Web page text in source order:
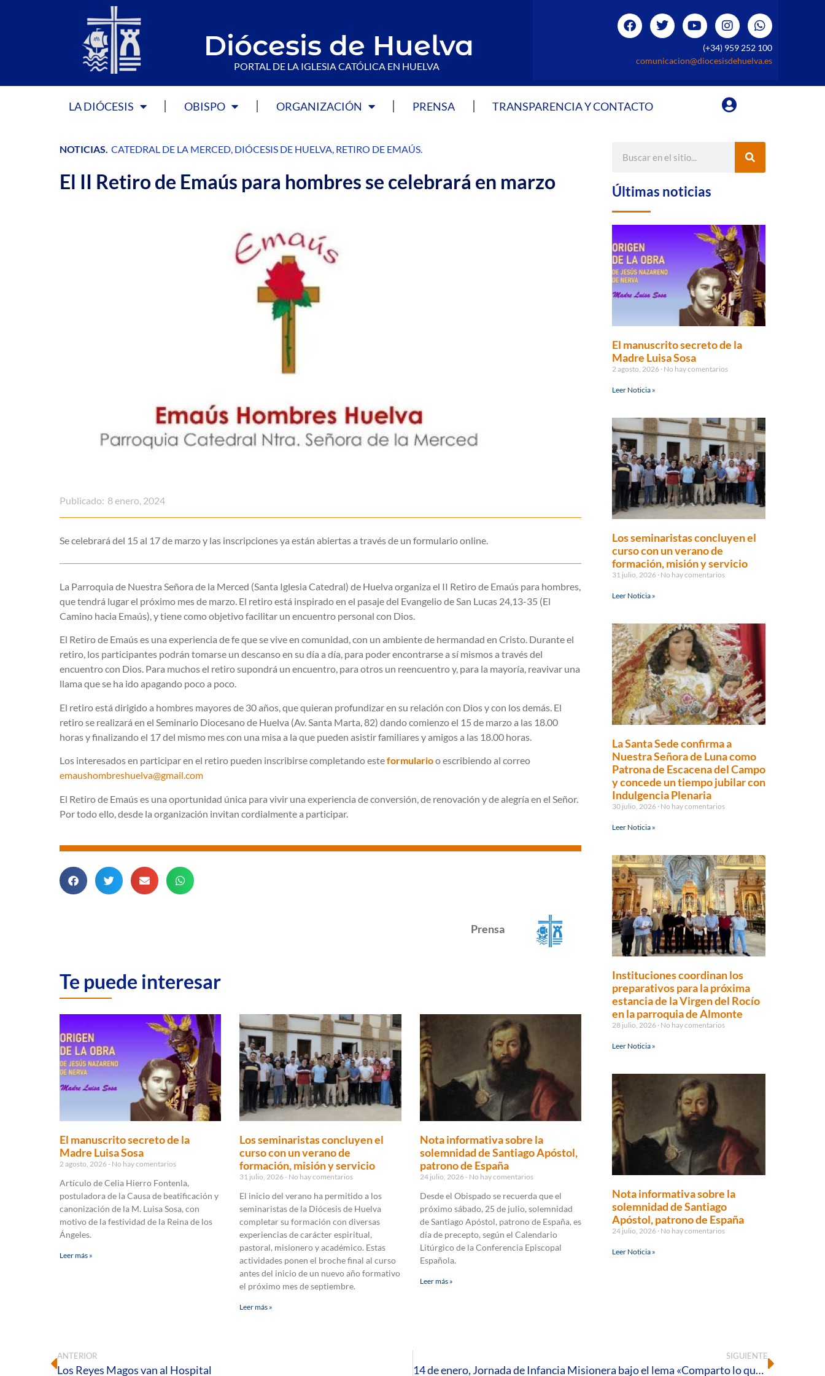
Diócesis de Huelva
PORTAL DE LA IGLESIA CATÓLICA EN HUELVA
(+34) 959 252 100
comunicacion@diocesisdehuelva.es
LA DIÓCESIS OBISPO ORGANIZACIÓN PRENSA TRANSPARENCIA Y CONTACTO
NOTICIAS. CATEDRAL DE LA MERCED, DIÓCESIS DE HUELVA, RETIRO DE EMAÚS.
El II Retiro de Emaús para hombres se celebrará en marzo
Publicado: 8 enero, 2024
Se celebrará del 15 al 17 de marzo y las inscripciones ya están abiertas a través de un formulario online.
La Parroquia de Nuestra Señora de la Merced (Santa Iglesia Catedral) de Huelva organiza el II Retiro de Emaús para hombres,
que tendrá lugar el próximo mes de marzo. El retiro está inspirado en el pasaje del Evangelio de San Lucas 24,13-35 (El
Camino hacia Emaús), y tiene como objetivo facilitar un encuentro personal con Dios.
El Retiro de Emaús es una experiencia de fe que se vive en comunidad, con un ambiente de hermandad en Cristo. Durante el
retiro, los participantes podrán tomarse un descanso en su día a día, para poder encontrarse a sí mismos a través del
encuentro con Dios. Para muchos el retiro supondrá un encuentro, para otros un reencuentro y, para la mayoría, reavivar una
llama que se ha ido apagando poco a poco.
El retiro está dirigido a hombres mayores de 30 años, que quieran profundizar en su relación con Dios y con los demás. El
retiro se realizará en el Seminario Diocesano de Huelva (Av. Santa Marta, 82) dando comienzo el 15 de marzo a las 18.00
horas y finalizando el 17 del mismo mes con una misa a la que pueden asistir familiares y amigos a las 18.00 horas.
Los interesados en participar en el retiro pueden inscribirse completando esteformularioo escribiendo al correo
emaushombreshuelva@gmail.com
El Retiro de Emaús es una oportunidad única para vivir una experiencia de conversión, de renovación y de alegría en el Señor.
Por todo ello, desde la organización invitan cordialmente a participar.
Prensa
Te puede interesar
El manuscrito secreto de la
Madre Luisa Sosa
2 agosto, 2026 No hay comentarios
Artículo de Celia Hierro Fontenla,
postuladora de la Causa de beatificación y
canonización de la M. Luisa Sosa, con
motivo de la festividad de la Reina de los
Ángeles.
Leer más »
Los seminaristas concluyen el
curso con un verano de
formación, misión y servicio
31 julio, 2026 No hay comentarios
El inicio del verano ha permitido a los
seminaristas de la Diócesis de Huelva
completar su formación con diversas
experiencias de carácter espiritual,
pastoral, misionero y académico. Estas
actividades ponen el broche final al curso
antes del inicio de un nuevo año formativo
el próximo mes de septiembre.
Leer más »
Nota informativa sobre la
solemnidad de Santiago Apóstol,
patrono de España
24 julio, 2026 No hay comentarios
Desde el Obispado se recuerda que el
próximo sábado, 25 de julio, solemnidad
de Santiago Apóstol, patrono de España, es
día de precepto, según el Calendario
Litúrgico de la Conferencia Episcopal
Española.
Leer más »
Últimas noticias
El manuscrito secreto de la
Madre Luisa Sosa
2 agosto, 2026 No hay comentarios
Leer Noticia »
Los seminaristas concluyen el
curso con un verano de
formación, misión y servicio
31 julio, 2026 No hay comentarios
Leer Noticia »
La Santa Sede confirma a
Nuestra Señora de Luna como
Patrona de Escacena del Campo
y concede un tiempo jubilar con
Indulgencia Plenaria
30 julio, 2026 No hay comentarios
Leer Noticia »
Instituciones coordinan los
preparativos para la próxima
estancia de la Virgen del Rocío
en la parroquia de Almonte
28 julio, 2026 No hay comentarios
Leer Noticia »
Nota informativa sobre la
solemnidad de Santiago
Apóstol, patrono de España
24 julio, 2026 No hay comentarios
Leer Noticia »
ANTERIOR
Los Reyes Magos van al Hospital
SIGUIENTE
14 de enero, Jornada de Infancia Misionera bajo el lema «Comparto lo que soy»